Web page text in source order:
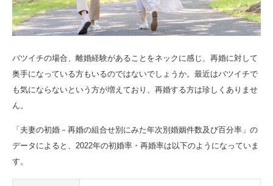
バツイチの場合、離婚経験があることをネックに感じ、再婚に対して
奥手になっている方もいるのではないでしょうか。最近はバツイチで
も気にならないという方が増えており、再婚する方は珍しくありませ
ん。
「夫妻の初婚－再婚の組合せ別にみた年次別婚姻件数及び百分率」の
データによると、2022年の初婚率・再婚率は以下のようになっていま
す。